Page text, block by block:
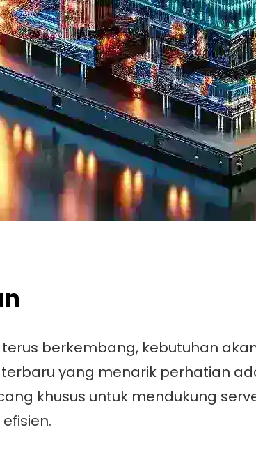
berkembang, kebutuhan
yang menarik perhatian
khusus untuk mendukung